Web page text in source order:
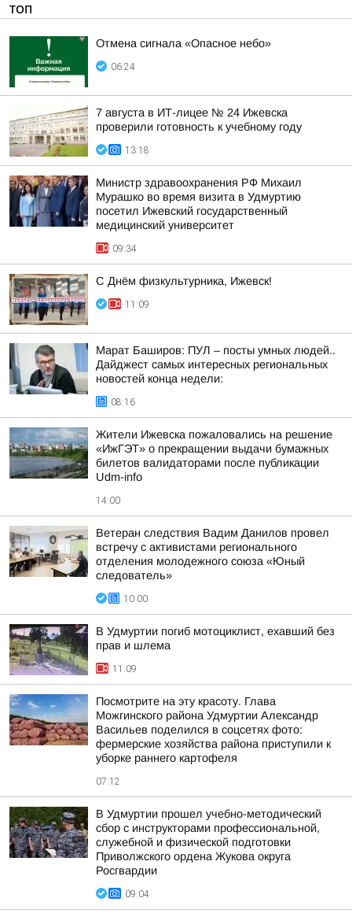
ТОП
Отмена сигнала «Опасное небо»
06:24
7 августа в ИТ-лицее № 24 Ижевска
проверили готовность к учебному году
13:18
Министр здравоохранения РФ Михаил
Мурашко во время визита в Удмуртию
посетил Ижевский государственный
медицинский университет
09:34
С Днём физкультурника, Ижевск!
11:09
Марат Баширов: ПУЛ – посты умных людей..
Дайджест самых интересных региональных
новостей конца недели:
08:16
Жители Ижевска пожаловались на решение
«ИжГЭТ» о прекращении выдачи бумажных
билетов валидаторами после публикации
Udm-info
14:00
Ветеран следствия Вадим Данилов провел
встречу с активистами регионального
отделения молодежного союза «Юный
следователь»
10:00
В Удмуртии погиб мотоциклист, ехавший без
прав и шлема
11:09
Посмотрите на эту красоту. Глава
Можгинского района Удмуртии Александр
Васильев поделился в соцсетях фото:
фермерские хозяйства района приступили к
уборке раннего картофеля
07:12
В Удмуртии прошел учебно-методический
сбор с инструкторами профессиональной,
служебной и физической подготовки
Приволжского ордена Жукова округа
Росгвардии
09:04